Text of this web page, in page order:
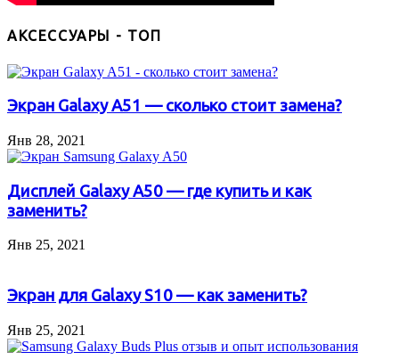
АКСЕССУАРЫ - ТОП
Экран Galaxy A51 — сколько стоит замена?
Янв 28, 2021
Дисплей Galaxy A50 — где купить и как
заменить?
Янв 25, 2021
Экран для Galaxy S10 — как заменить?
Янв 25, 2021